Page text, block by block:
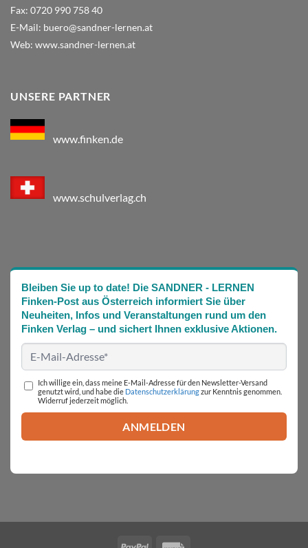
Fax: 0720 990 758 40
E-Mail: buero@sandner-lernen.at
Web: www.sandner-lernen.at
UNSERE PARTNER
www.finken.de
www.schulverlag.ch
Bleiben Sie up to date! Die SANDNER - LERNEN
Finken-Post aus Österreich informiert Sie über
Neuheiten, Infos und Veranstaltungen rund um den
Finken Verlag – und sichert Ihnen exklusive Aktionen.
Ich willige ein, dass meine E-Mail-Adresse für den Newsletter-Versand
genutzt wird, und habe die Datenschutzerklärungzur Kenntnis genommen.
Widerruf jederzeit möglich.
PayPal